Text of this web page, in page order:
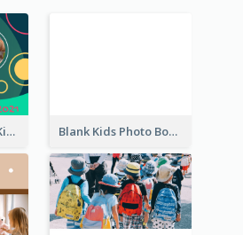
Crafting Play Day Kids Photo Book Blank Kids Photo Book